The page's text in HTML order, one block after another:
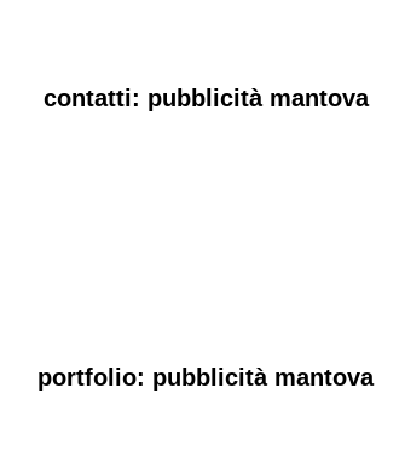
contatti: pubblicità mantova
portfolio: pubblicità mantova